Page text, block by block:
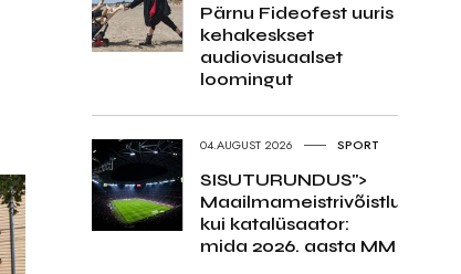
Pärnu Fideofest uuris
kehakeskset
audiovisuaalset
loomingut
04.AUGUST 2026 SPORT
SISUTURUNDUS">
Maailmameistrivõistlused
kui katalüsaator:
mida 2026. aasta MM